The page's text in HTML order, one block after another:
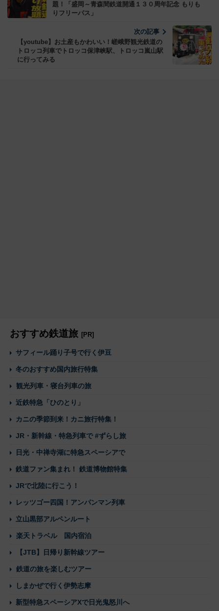
題！「盛岡～青森間鉄道開通１３０周年記念 もりも
りフリーパス」
次の記事
【youtube】お土産もかわいい！嵯峨野観光鉄道の
トロッコ列車でトロッコ保津峡駅、トロッコ嵐山駅
に行ってみる
おすすめ鉄道旅 [PR]
サフィール踊り子号で行く伊豆
冬のおすすめ国内旅行特集
観光列車・寝台列車の旅
近鉄特急「ひのとり」
カニの季節到来！カニ旅行特集！
JR・新幹線・特急列車で #ずらし旅
日光・中禅寺湖に特急スペーシアで
鉄道ファン集まれ！ 鉄道博物館特集
JRで北陸に行こう！
レッツゴー四国！アンパンマン列車
立山黒部アルペンルート
楽天トラベル 国内宿泊
【JTB】日帰り新幹線ツアー
鉄道の旅を楽しむツアー
しまかぜで行く伊勢志摩
新型特急スペーシアXで日光鬼怒川へ